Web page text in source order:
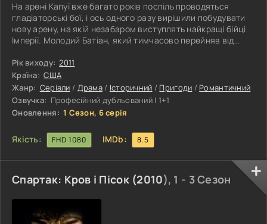
На арені Капуї вже багато років поспіль проводяться
гладіаторські бої, і ось одного разу вирішили побудувати
нову арену, на якій незабаром виступлять найкращі бійці
Імперії. Молодий Батіан, який тимчасово перейняв від
тренувати гладіаторів, здатних допомогти своїй
батьківщині здобути велику славу. Разом зі своєю
красивою і хитрою дружиною Лукрецією він готовий піти
на найрадикальніші заходи для того, щоб надати своєму
імені світову популярність.
Рік виходу: 2011
Країна: США
Жанр: Серіали / Драма/ Історичний / Пригоди / Романтичний
Озвучка: Професійний дубльований | 1+1
Оновлення: 1 Сезон, 6 серія
Якість: FHD 1080 IMDb: 8.5
Спартак: Кров і Пісок (2010), 1 - 3 Сезон